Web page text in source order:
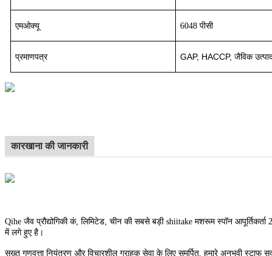
एमओक्यू 6048 पीसी
प्रमाणपत्र GAP, HACCP, जैविक
कारखाना की जानकारी
Qihe जैव प्रौद्योगिकी कं, लिमिटेड, चीन की सबसे बड़ी shiitake मशरूम स्पॉन
में लगे हुए है।
सख्त गुणवत्ता नियंत्रण और विचारशील ग्राहक सेवा के लिए समर्पित, हमारे अनुभवी